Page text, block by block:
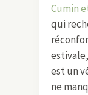
Cumin
qui
est un
ne